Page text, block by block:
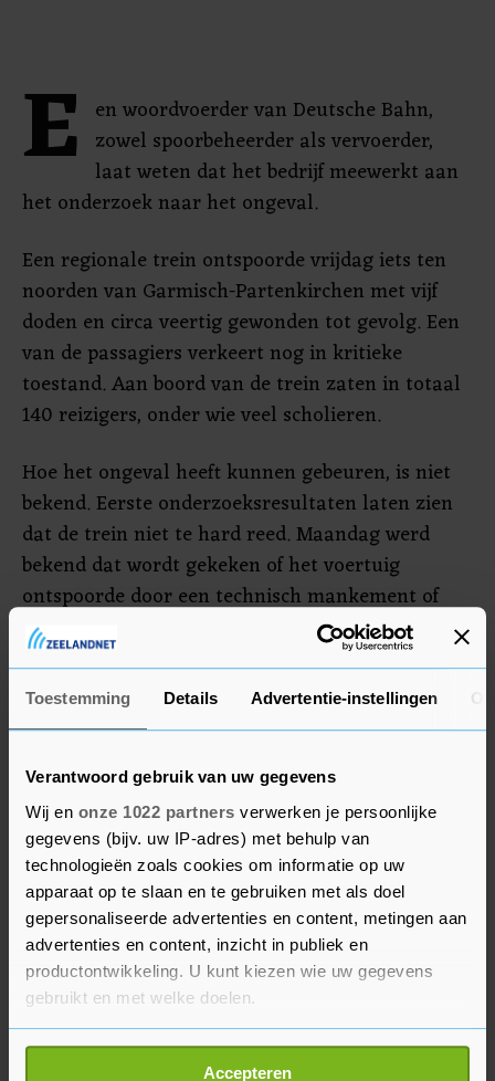
Toestemming Details Advertentie-instellingen
Verantwoord gebruik van uw gegevens
Wij en onze 1022 partners verwerken je persoonlijke
gegevens (bijv. uw IP-adres) met behulp van
technologieën zoals cookies om informatie op uw
apparaat op te slaan en te gebruiken met als doel
gepersonaliseerde advertenties en content, metingen aan
advertenties en content, inzicht in publiek en
productontwikkeling. U kunt kiezen wie uw gegevens
gebruikt en met welke doelen.
Als u het toestaat, willen we ook graag:
Accepteren
E en woordvoerder van Deutsche Bahn,
zowel spoorbeheerder als vervoerder,
laat weten dat het bedrijf meewerkt aan
het onderzoek naar het ongeval.
Een regionale trein ontspoorde vrijdag iets ten
noorden van Garmisch-Partenkirchen met vijf
doden en circa veertig gewonden tot gevolg. Een
van de passagiers verkeert nog in kritieke
toestand. Aan boord van de trein zaten in totaal
140 reizigers, onder wie veel scholieren.
Hoe het ongeval heeft kunnen gebeuren, is niet
bekend. Eerste onderzoeksresultaten laten zien
dat de trein niet te hard reed. Maandag werd
bekend dat wordt gekeken of het voertuig
ontspoorde door een technisch mankement of
door slechte infrastructuur. Op het stuk spoor
waar het ongeval plaatsvond zouden in juni en
juli reparatiewerkzaamheden plaatsvinden.